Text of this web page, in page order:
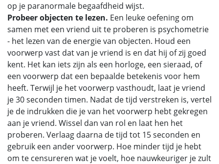
op je paranormale begaafdheid wijst.
Probeer objecten te lezen. Een leuke oefening om
samen met een vriend uit te proberen is psychometrie
- het lezen van de energie van objecten. Houd een
voorwerp vast dat van je vriend is en dat hij of zij goed
kent. Het kan iets zijn als een horloge, een sieraad, of
een voorwerp dat een bepaalde betekenis voor hem
heeft. Terwijl je het voorwerp vasthoudt, laat je vriend
je 30 seconden timen. Nadat de tijd verstreken is, vertel
je de indrukken die je van het voorwerp hebt gekregen
aan je vriend. Wissel dan van rol en laat hen het
proberen. Verlaag daarna de tijd tot 15 seconden en
gebruik een ander voorwerp. Hoe minder tijd je hebt
om te censureren wat je voelt, hoe nauwkeuriger je zult